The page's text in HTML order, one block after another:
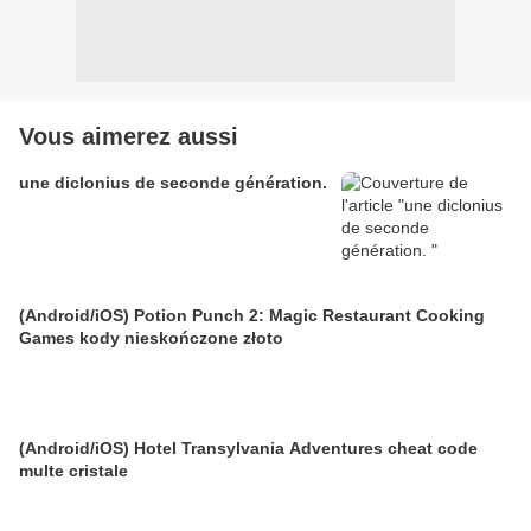
Vous aimerez aussi
une diclonius de seconde génération.
(Android/iOS) Potion Punch 2: Magic Restaurant Cooking
Games kody nieskończone złoto
(Android/iOS) Hotel Transylvania Adventures cheat code
multe cristale